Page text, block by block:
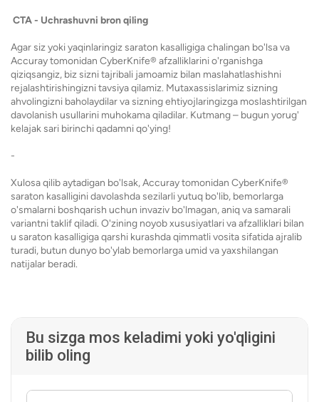
CTA - Uchrashuvni bron qiling
Agar siz yoki yaqinlaringiz saraton kasalligiga chalingan bo'lsa va
Accuray tomonidan CyberKnife® afzalliklarini o'rganishga
qiziqsangiz, biz sizni tajribali jamoamiz bilan maslahatlashishni
rejalashtirishingizni tavsiya qilamiz. Mutaxassislarimiz sizning
ahvolingizni baholaydilar va sizning ehtiyojlaringizga moslashtirilgan
davolanish usullarini muhokama qiladilar. Kutmang – bugun yorug'
kelajak sari birinchi qadamni qo'ying!
-
Xulosa qilib aytadigan bo'lsak, Accuray tomonidan CyberKnife®
saraton kasalligini davolashda sezilarli yutuq bo'lib, bemorlarga
o'smalarni boshqarish uchun invaziv bo'lmagan, aniq va samarali
variantni taklif qiladi. O'zining noyob xususiyatlari va afzalliklari bilan
u saraton kasalligiga qarshi kurashda qimmatli vosita sifatida ajralib
turadi, butun dunyo bo'ylab bemorlarga umid va yaxshilangan
natijalar beradi.
Bu sizga mos keladimi yoki yo'qligini
bilib oling